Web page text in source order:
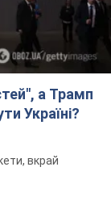
а Трамп
Україні?
вкрай